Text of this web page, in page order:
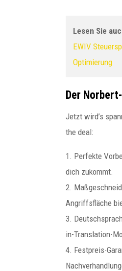
Lesen Sie
EWIV
Optimierung
Der
Jetzt wird’s
the deal:
1. Perfekte
dich zukommt.
2.
Angriffsfläche
3.
in-Translation-
4. Festpreis-